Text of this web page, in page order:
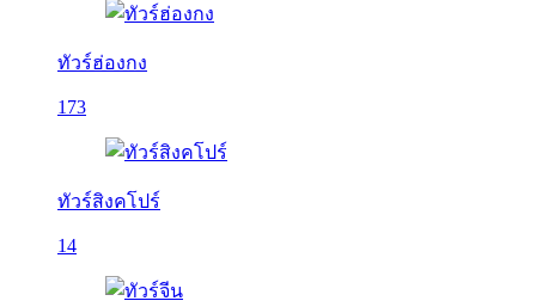
ทัวร์ฮ่องกง
173
ทัวร์สิงคโปร์
14